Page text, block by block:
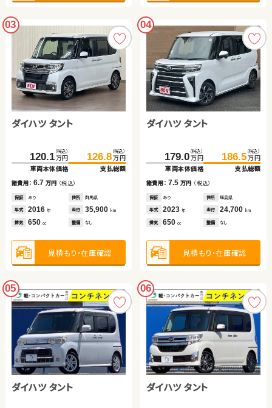
03
ダイハツ タント
120.1 （税込）
万円
車両本体価格
126.8 （税込）
万円
支払総額
諸費用：6.7 万円 （税込）
保証 あり 住所 群馬県
年式 2016 年 走行 35,900 km
排気 650 cc 整備 なし
見積もり・在庫確認
04
ダイハツ タント
179.0 （税込）
万円
車両本体価格
186.5 （税込）
万円
支払総額
諸費用：7.5 万円 （税込）
保証 あり 住所 福島県
年式 2023 年 走行 24,700 km
排気 650 cc 整備 なし
見積もり・在庫確認
05
ダイハツ タント
06
ダイハツ タント